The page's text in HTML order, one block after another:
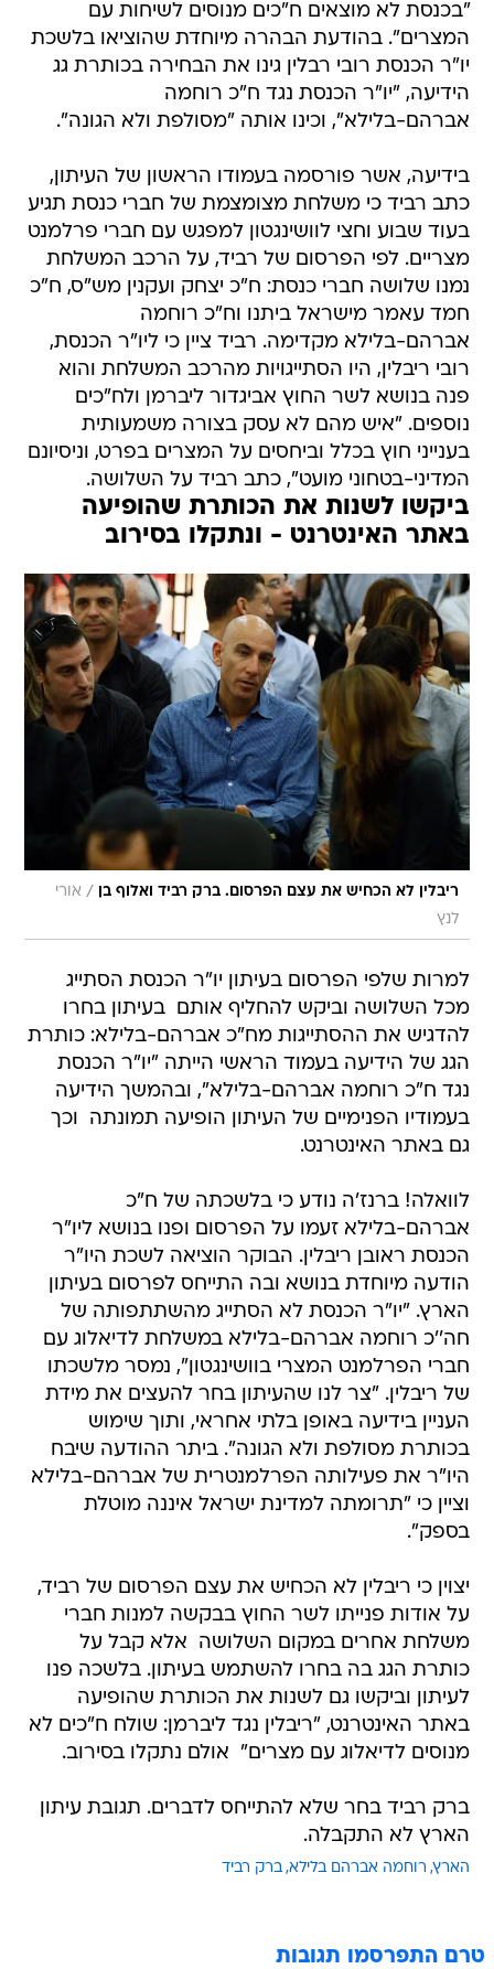
"בכנסת לא מוצאים ח"כים מנוסים לשיחות עם
המצרים". בהודעת הבהרה מיוחדת שהוציאו בלשכת
יו"ר הכנסת רובי רבלין גינו את הבחירה בכותרת גג
הידיעה, "יו"ר הכנסת נגד ח"כ רוחמה
אברהם-בלילא", וכינו אותה "מסולפת ולא הגונה".
בידיעה, אשר פורסמה בעמודו הראשון של העיתון,
כתב רביד כי משלחת מצומצמת של חברי כנסת תגיע
בעוד שבוע וחצי לוושינגטון למפגש עם חברי פרלמנט
מצריים. לפי הפרסום של רביד, על הרכב המשלחת
נמנו שלושה חברי כנסת: ח"כ יצחק ועקנין מש"ס, ח"כ
חמד עאמר מישראל ביתנו וח"כ רוחמה
אברהם-בלילא מקדימה. רביד ציין כי ליו"ר הכנסת,
רובי ריבלין, היו הסתייגויות מהרכב המשלחת והוא
פנה בנושא לשר החוץ אביגדור ליברמן ולח"כים
נוספים. "איש מהם לא עסק בצורה משמעותית
בענייני חוץ בכלל וביחסים על המצרים בפרט, וניסיונם
המדיני-בטחוני מועט", כתב רביד על השלושה.
ביקשו לשנות את הכותרת שהופיעה
באתר האינטרנט - ונתקלו בסירוב
ריבלין לא הכחיש את עצם הפרסום. ברק רביד ואלוף בן / אורי
לנץ
למרות שלפי הפרסום בעיתון יו"ר הכנסת הסתייג
מכל השלושה וביקש להחליף אותם  בעיתון בחרו
להדגיש את ההסתייגות מח"כ אברהם-בלילא: כותרת
הגג של הידיעה בעמוד הראשי הייתה "יו"ר הכנסת
נגד ח"כ רוחמה אברהם-בלילא", ובהמשך הידיעה
בעמודיו הפנימיים של העיתון הופיעה תמונתה  וכך
גם באתר האינטרנט.
לוואלה! ברנז'ה נודע כי בלשכתה של ח"כ
אברהם-בלילא זעמו על הפרסום ופנו בנושא ליו"ר
הכנסת ראובן ריבלין. הבוקר הוציאה לשכת היו"ר
הודעה מיוחדת בנושא ובה התייחס לפרסום בעיתון
הארץ. "יו"ר הכנסת לא הסתייג מהשתתפותה של
חה''כ רוחמה אברהם-בלילא במשלחת לדיאלוג עם
חברי הפרלמנט המצרי בוושינגטון", נמסר מלשכתו
של ריבלין. "צר לנו שהעיתון בחר להעצים את מידת
העניין בידיעה באופן בלתי אחראי, ותוך שימוש
בכותרת מסולפת ולא הגונה". ביתר ההודעה שיבח
היו"ר את פעילותה הפרלמנטרית של אברהם-בלילא
וציין כי "תרומתה למדינת ישראל איננה מוטלת
בספק".
יצוין כי ריבלין לא הכחיש את עצם הפרסום של רביד,
על אודות פנייתו לשר החוץ בבקשה למנות חברי
משלחת אחרים במקום השלושה  אלא קבל על
כותרת הגג בה בחרו להשתמש בעיתון. בלשכה פנו
לעיתון וביקשו גם לשנות את הכותרת שהופיעה
באתר האינטרנט, "ריבלין נגד ליברמן: שולח ח"כים לא
מנוסים לדיאלוג עם מצרים"  אולם נתקלו בסירוב.
ברק רביד בחר שלא להתייחס לדברים. תגובת עיתון
הארץ לא התקבלה.
הארץ רוחמה אברהם בלילא ברק רביד
טרם התפרסמו תגובות